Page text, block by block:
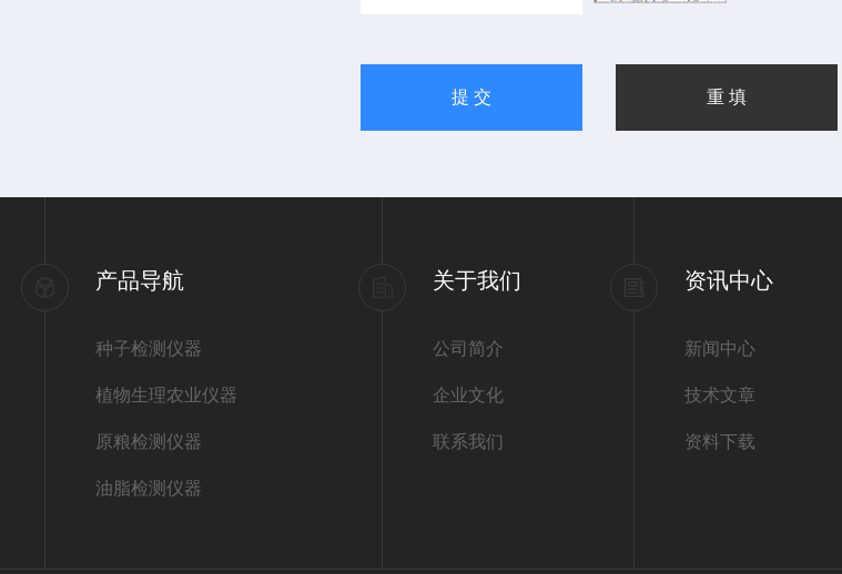
产品导航
种子检测仪器
植物生理农业仪器
原粮检测仪器
油脂检测仪器
关于我们
公司简介
企业文化
联系我们
资讯中心
新闻中心
技术文章
资料下载